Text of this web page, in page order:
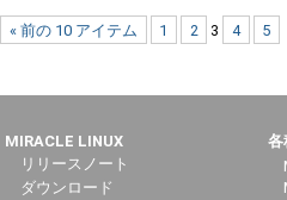
« 前の 10 アイテム 1 2 3 4 5
MIRACLE LINUX
リリースノート
ダウンロード
各